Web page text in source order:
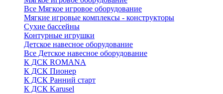
Все Мягкое игровое оборудование
Мягкие игровые комплексы - конструкторы
Сухие бассейны
Контурные игрушки
Детское навесное оборудование
Все Детское навесное оборудование
К ДСК ROMANA
К ДСК Пионер
К ДСК Ранний старт
К ДСК Karusel